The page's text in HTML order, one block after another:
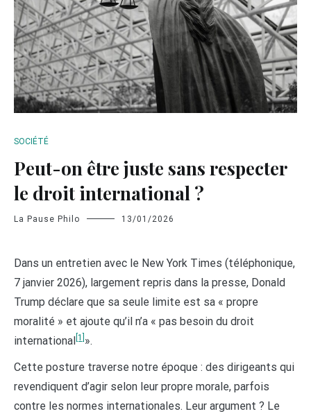
SOCIÉTÉ
Peut-on être juste sans respecter
le droit international ?
La Pause Philo 13/01/2026
Dans un entretien avec le New York Times (téléphonique,
7 janvier 2026), largement repris dans la presse, Donald
Trump déclare que sa seule limite est sa « propre
moralité » et ajoute qu’il n’a « pas besoin du droit
international [1] ».
Cette posture traverse notre époque : des dirigeants qui
revendiquent d’agir selon leur propre morale, parfois
contre les normes internationales. Leur argument ? Le